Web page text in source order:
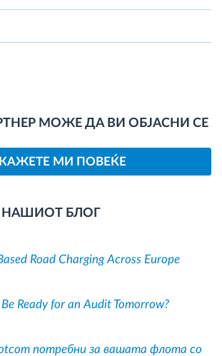
МОЖЕ ДА ВИ ОБЈАСНИ СЕ
КАЖЕТЕ МИ ПОВЕЌЕ
НАШИОТ БЛОГ
Road Charging Across Europe
Ready for an Audit Tomorrow?
потребни за вашата флота со